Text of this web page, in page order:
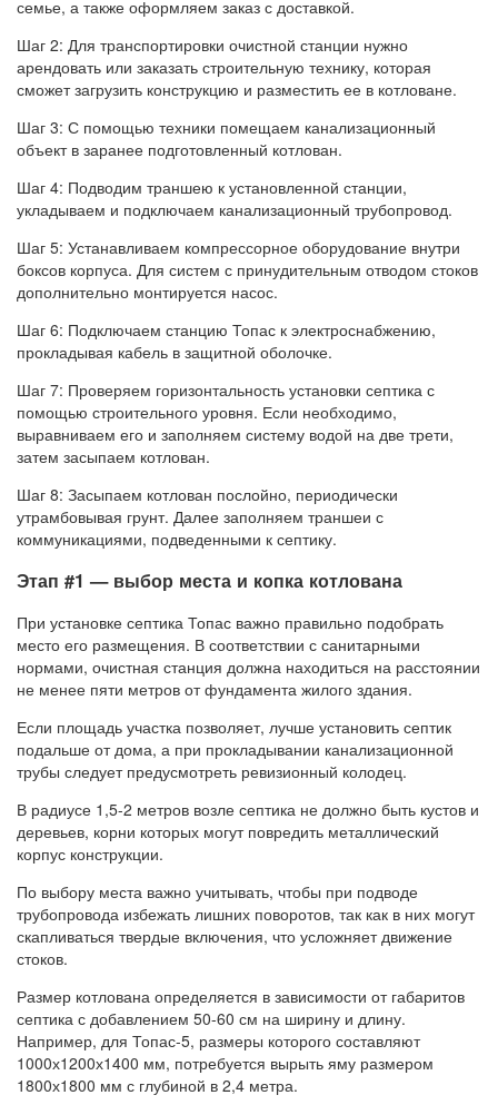
семье, а также оформляем заказ с доставкой.
Шаг 2: Для транспортировки очистной станции нужно
арендовать или заказать строительную технику, которая
сможет загрузить конструкцию и разместить ее в котловане.
Шаг 3: С помощью техники помещаем канализационный
объект в заранее подготовленный котлован.
Шаг 4: Подводим траншею к установленной станции,
укладываем и подключаем канализационный трубопровод.
Шаг 5: Устанавливаем компрессорное оборудование внутри
боксов корпуса. Для систем с принудительным отводом стоков
дополнительно монтируется насос.
Шаг 6: Подключаем станцию Топас к электроснабжению,
прокладывая кабель в защитной оболочке.
Шаг 7: Проверяем горизонтальность установки септика с
помощью строительного уровня. Если необходимо,
выравниваем его и заполняем систему водой на две трети,
затем засыпаем котлован.
Шаг 8: Засыпаем котлован послойно, периодически
утрамбовывая грунт. Далее заполняем траншеи с
коммуникациями, подведенными к септику.
Этап #1 — выбор места и копка котлована
При установке септика Топас важно правильно подобрать
место его размещения. В соответствии с санитарными
нормами, очистная станция должна находиться на расстоянии
не менее пяти метров от фундамента жилого здания.
Если площадь участка позволяет, лучше установить септик
подальше от дома, а при прокладывании канализационной
трубы следует предусмотреть ревизионный колодец.
В радиусе 1,5-2 метров возле септика не должно быть кустов и
деревьев, корни которых могут повредить металлический
корпус конструкции.
По выбору места важно учитывать, чтобы при подводе
трубопровода избежать лишних поворотов, так как в них могут
скапливаться твердые включения, что усложняет движение
стоков.
Размер котлована определяется в зависимости от габаритов
септика с добавлением 50-60 см на ширину и длину.
Например, для Топас-5, размеры которого составляют
1000х1200х1400 мм, потребуется вырыть яму размером
1800х1800 мм с глубиной в 2,4 метра.